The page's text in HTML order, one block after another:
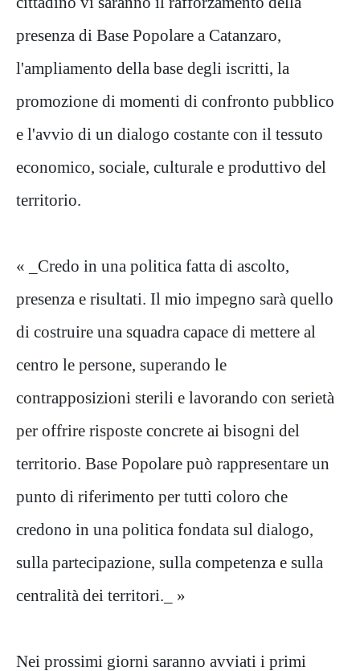
presenza di Base Popolare a Catanzaro,
l'ampliamento della base degli iscritti, la
promozione di momenti di confronto pubblico
e l'avvio di un dialogo costante con il tessuto
economico, sociale, culturale e produttivo del
territorio.
« _Credo in una politica fatta di ascolto,
presenza e risultati. Il mio impegno sarà quello
di costruire una squadra capace di mettere al
centro le persone, superando le
contrapposizioni sterili e lavorando con serietà
per offrire risposte concrete ai bisogni del
territorio. Base Popolare può rappresentare un
punto di riferimento per tutti coloro che
credono in una politica fondata sul dialogo,
sulla partecipazione, sulla competenza e sulla
centralità dei territori._ »
Nei prossimi giorni saranno avviati i primi